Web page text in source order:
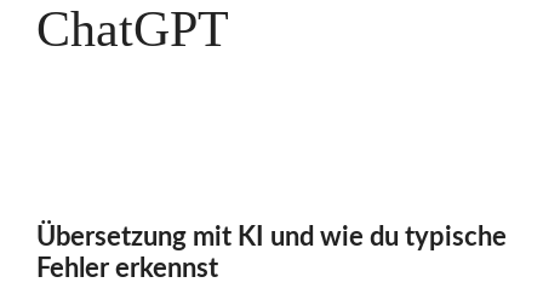
ChatGPT
Übersetzung mit KI und wie du typische
Fehler erkennst